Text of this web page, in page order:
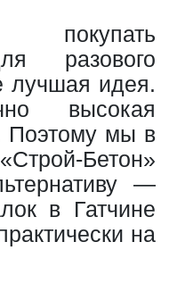
разового
лучшая идея.
высокая
Поэтому мы в
Бетон»
—
в Гатчине
на